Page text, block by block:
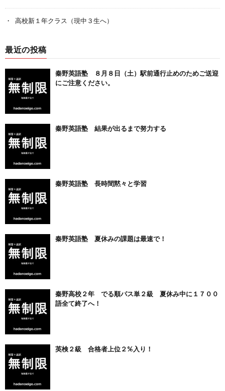
高校新１年クラス（現中３生へ）
最近の投稿
秦野英語塾 ８月８日（土）駅前通行止めのためご送迎
にご注意ください。
秦野英語塾 結果が出るまで努力する
秦野英語塾 長時間黙々と学習
秦野英語塾 夏休みの課題は最速で！
秦野高校２年 でる順パス単２級 夏休み中に１７００
語全て終了へ！
英検２級 合格者上位２%入り！